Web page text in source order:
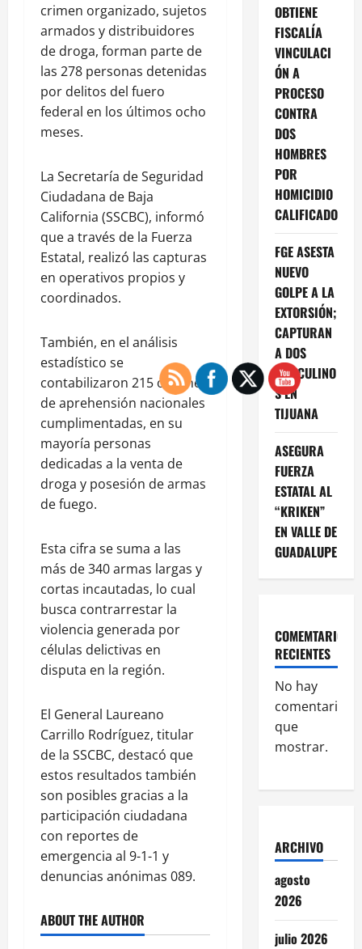
crimen organizado, sujetos
armados y distribuidores
de droga, forman parte de
las 278 personas detenidas
por delitos del fuero
federal en los últimos ocho
meses.
La Secretaría de Seguridad
Ciudadana de Baja
California (SSCBC), informó
que a través de la Fuerza
Estatal, realizó las capturas
en operativos propios y
coordinados.
También, en el análisis
estadístico se
contabilizaron 215 órdenes
de aprehensión nacionales
cumplimentadas, en su
mayoría personas
dedicadas a la venta de
droga y posesión de armas
de fuego.
Esta cifra se suma a las
más de 340 armas largas y
cortas incautadas, lo cual
busca contrarrestar la
violencia generada por
células delictivas en
disputa en la región.
El General Laureano
Carrillo Rodríguez, titular
de la SSCBC, destacó que
estos resultados también
son posibles gracias a la
participación ciudadana
con reportes de
emergencia al 9-1-1 y
denuncias anónimas 089.
ABOUT THE AUTHOR
OBTIENE
FISCALÍA
VINCULACI
ÓN A
PROCESO
CONTRA
DOS
HOMBRES
POR
HOMICIDIO
CALIFICADO
FGE ASESTA
NUEVO
GOLPE A LA
EXTORSIÓN;
CAPTURAN
A DOS
MASCULINO
S EN
TIJUANA
ASEGURA
FUERZA
ESTATAL AL
“KRIKEN”
EN VALLE DE
GUADALUPE
COMEMTARIOS
RECIENTES
No hay
comentarios
que
mostrar.
ARCHIVO
agosto
2026
julio 2026